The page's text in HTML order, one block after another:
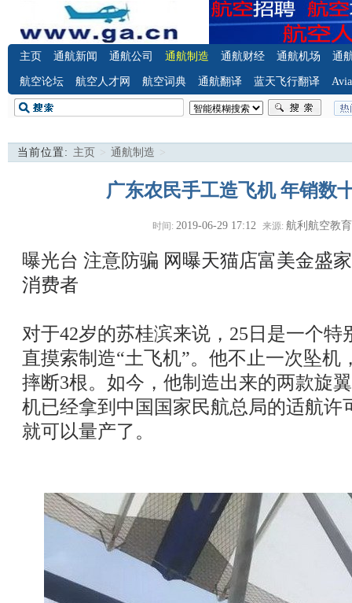
主页 通航新闻 通航公司 通航制造 通航财经 通航机场 通
航空论坛 航空人才网 航空词典 通航翻译 蓝天飞行翻译
当前位置: 主页 > 通航制造 >
广东农民手工造飞机 年销数
时间: 2019-06-29 17:12 来源: 航利航空教
曝光台 注意防骗 网曝天猫店富美金盛
消费者
对于42岁的苏桂滨来说，25日是一个特
直摸索制造“土飞机”。他不止一次坠机
摔断3根。如今，他制造出来的两款旋
机已经拿到中国国家民航总局的适航许
就可以量产了。